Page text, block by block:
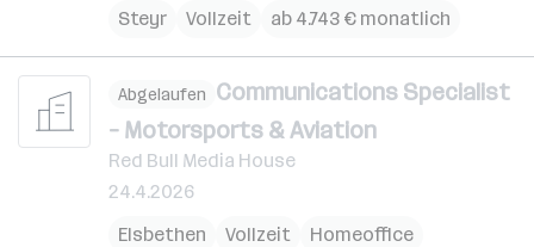
Steyr
Vollzeit ab 4.743 € monatlich
Abgelaufen Communications Specialist
– Motorsports & Aviation
Red Bull Media House
24.4.2026
Elsbethen
Vollzeit
Homeoffice